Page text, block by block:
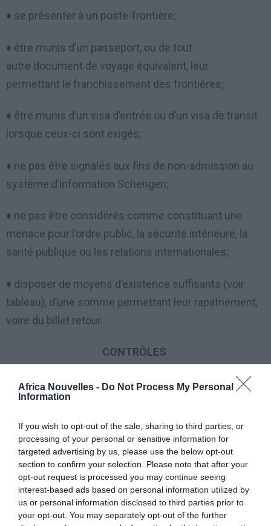
Africa Nouvelles - Do Not Process My Personal
Information
If you wish to opt-out of the sale, sharing to third parties, or
processing of your personal or sensitive information for
targeted advertising by us, please use the below opt-out
section to confirm your selection. Please note that after your
opt-out request is processed you may continue seeing
interest-based ads based on personal information utilized by
us or personal information disclosed to third parties prior to
your opt-out. You may separately opt-out of the further
♦ se présenter à un poste-frontière;
♦ être munis d’un passeport, ou de tout
autre document de voyage équivalent, leur
permettant le franchissement des frontières;
♦ être munis d’un visa d’entrée ou d’un visa de transit
lorsque ceux-ci sont exigés;
♦ ne pas être signalés aux fins de non-admission au
système d’information Schengen;
♦ ne pas être considérés comme constituant une
menace pour l’ordre public, la sécurité intérieure, la
santé publique ou les relations internationales;
♦ disposer de moyens d’existence suffisants (voir
tableau), d’une somme permettant leur rapatriement,
voire du billet retour.
CONTRÔLES
Les étrangers qui entrent en Italie doivent se
soumettre à des contrôles frontaliers, douaniers,
sanitaires et de nature fiscale.
L’accès au territoire italien peut être refusé aux
étrangers qui ne remplissent pas toutes les
conditions exigées.
La décision de refus d’entrée peut donc être prise à